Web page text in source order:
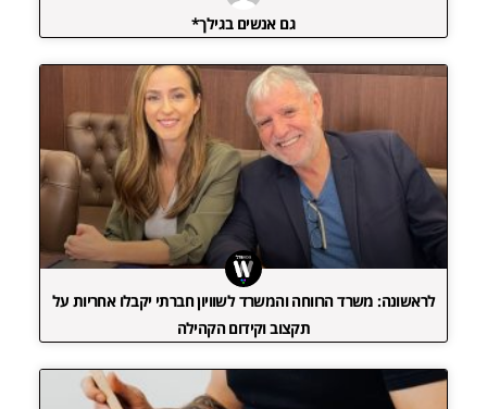
גם אנשים בגילך*
לראשונה: משרד הרווחה והמשרד לשוויון חברתי יקבלו אחריות על
תקצוב וקידום הקהילה